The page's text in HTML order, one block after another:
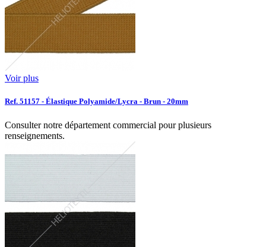
Voir plus
Ref. 51157 - Élastique Polyamide/Lycra - Brun - 20mm
Consulter notre département commercial pour plusieurs
renseignements.